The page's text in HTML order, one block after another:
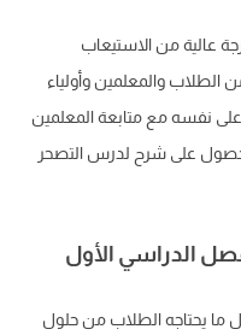
عالية من الاستيعاب
الطلاب والمعلمين وأولياء
على نفسه مع متابعة المعلمين
على شرح لدرس التصحر
الدراسي الأول
ما يحتاجه الطلاب من حلول